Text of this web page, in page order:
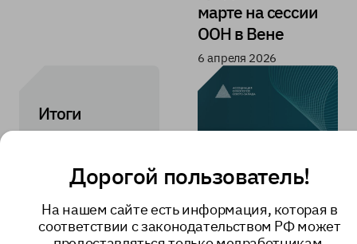
марте на сессии
ООН в Вене
6 апреля 2026
Итоги
клиническог
23 марта
Тема:
«Паллиативна
Дорогой пользователь!
На нашем сайте есть информация, которая в
соответствии с законодательством РФ может